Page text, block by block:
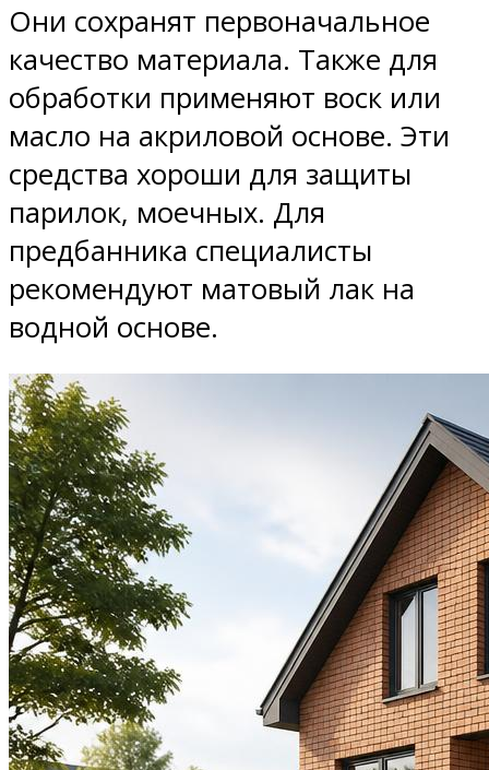
Они сохранят первоначальное
качество материала. Также для
обработки применяют воск или
масло на акриловой основе. Эти
средства хороши для защиты
парилок, моечных. Для
предбанника специалисты
рекомендуют матовый лак на
водной основе.